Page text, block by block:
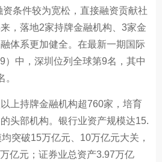
条件较为宽松，直接融资贡献社
，落地2家持牌金融机构、3家金
体系更加健全。在最新一期国际
）中，深圳位列全球第9名，其中
持牌金融机构超760家，培育
头部机构。银行业资产规模达15.
突破15万亿元、10万亿元大关，
亿元；证券业总资产3.97万亿